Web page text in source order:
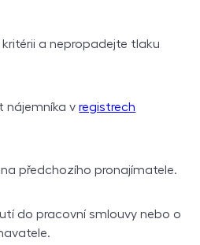
a nepropadejte tlaku
nájemníka vregistrech
předchozího pronajímatele.
do pracovní smlouvy nebo o